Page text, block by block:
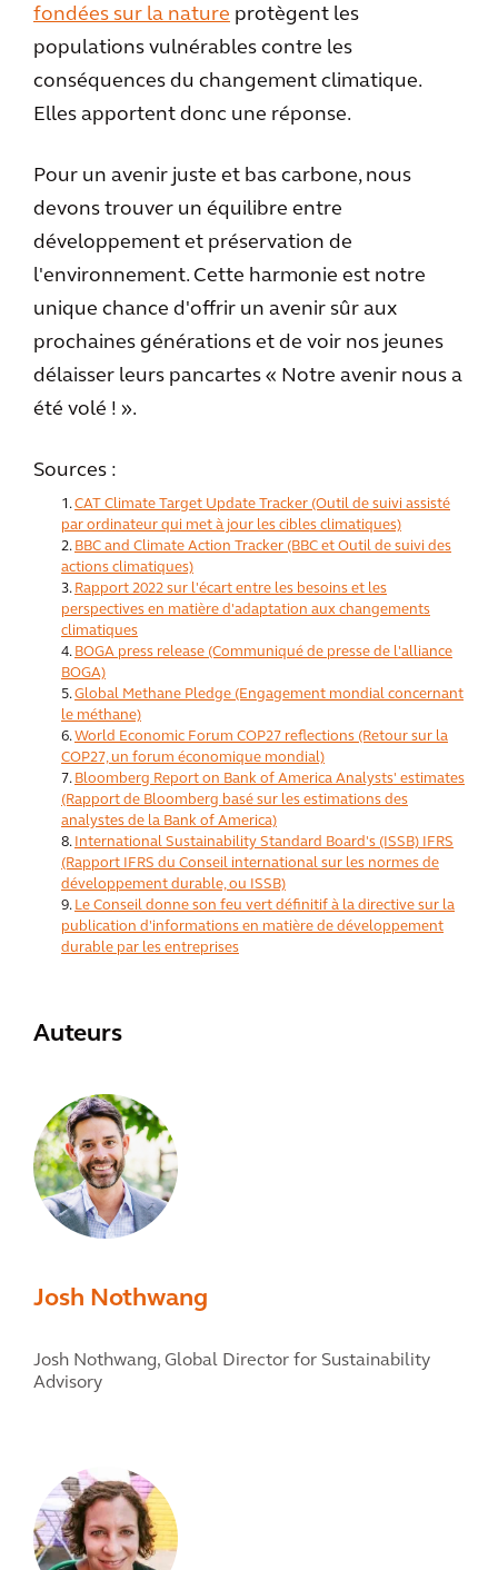
fondées sur la nature protègent les
populations vulnérables contre les
conséquences du changement climatique.
Elles apportent donc une réponse.
Pour un avenir juste et bas carbone, nous
devons trouver un équilibre entre
développement et préservation de
l'environnement. Cette harmonie est notre
unique chance d'offrir un avenir sûr aux
prochaines générations et de voir nos jeunes
délaisser leurs pancartes « Notre avenir nous a
été volé ! ».
Sources :
CAT Climate Target Update Tracker (Outil de suivi assisté
par ordinateur qui met à jour les cibles climatiques)
BBC and Climate Action Tracker (BBC et Outil de suivi des
actions climatiques)
Rapport 2022 sur l'écart entre les besoins et les
perspectives en matière d'adaptation aux changements
climatiques
BOGA press release (Communiqué de presse de l'alliance
BOGA)
Global Methane Pledge (Engagement mondial concernant
le méthane)
World Economic Forum COP27 reflections (Retour sur la
COP27, un forum économique mondial)
Bloomberg Report on Bank of America Analysts' estimates
(Rapport de Bloomberg basé sur les estimations des
analystes de la Bank of America)
International Sustainability Standard Board's (ISSB) IFRS
(Rapport IFRS du Conseil international sur les normes de
développement durable, ou ISSB)
Le Conseil donne son feu vert définitif à la directive sur la
publication d'informations en matière de développement
durable par les entreprises
Auteurs
Josh Nothwang
Josh Nothwang, Global Director for Sustainability
Advisory